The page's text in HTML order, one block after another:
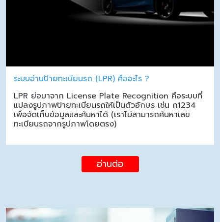
ระบบอ่านป้ายทะเบียนรถ (LPR) คืออะไร ?
LPR ย่อมาจาก License Plate Recognition คือระบบที่
แปลงรูปภาพป้ายทะเบียนรถให้เป็นตัวอักษร เช่น ก1234
เพื่อจัดเก็บข้อมูลและค้นหาได้ (เราไม่สามารถค้นหาเลข
ทะเบียนรถจากรูปภาพโดยตรง)
อ่านต่อ